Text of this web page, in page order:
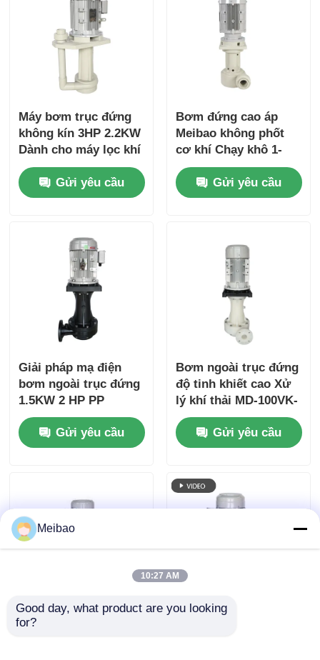
Máy bơm trục đứng
không kín 3HP 2.2KW
Dành cho máy lọc khí
thải
Gửi yêu cầu
Bơm đứng cao áp
Meibao không phốt
cơ khí Chạy khô 1-
10HP 0.75KW Ngành
hóa chấtGửi yêu cầu
Giải pháp mạ điện
bơm ngoài trục đứng
1.5KW 2 HP PP
Gửi yêu cầu
Bơm ngoài trục đứng
độ tinh khiết cao Xử
lý khí thải MD-100VK-
20 20 HP 15KW
Gửi yêu cầu
Bơm dọc xoáy ra khỏi
Bơm ly tâm dọc bán
Meibao
10:27 AM
Good day, what product are you looking
for?